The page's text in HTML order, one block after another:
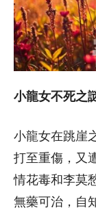
小龍女不死之
小龍女在跳崖
打至重傷，又
情花毒和李莫
無藥可治，自